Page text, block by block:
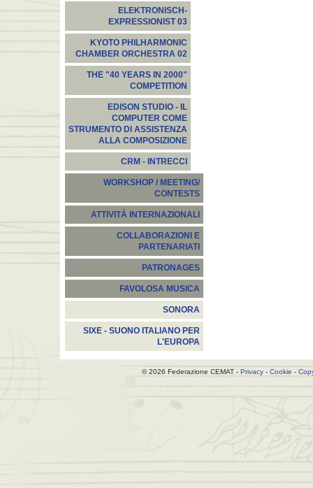
ELEKTRONISCH-
EXPRESSIONIST 03
KYOTO PHILHARMONIC
CHAMBER ORCHESTRA 02
THE "40 YEARS IN 2000"
COMPETITION
EDISON STUDIO - IL
COMPUTER COME
STRUMENTO DI ASSISTENZA
ALLA COMPOSIZIONE
CRM - INTRECCI
WORKSHOP / MEETING/
CONTESTS
ATTIVITÀ INTERNAZIONALI
COLLABORAZIONI E
PARTENARIATI
PATRONAGES
FAVOLOSA MUSICA
SONORA
SIXE - SUONO ITALIANO PER
L'EUROPA
© 2026 Federazione CEMAT - Privacy - Cookie -